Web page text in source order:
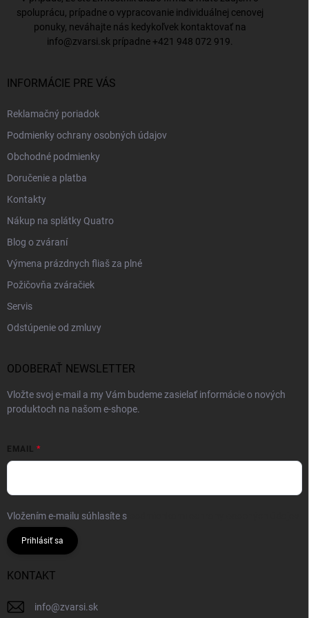
spoluprácu, prípadne o vypracovanie individuálnej cenovej
ponuky, neváhajte nás kedykoľvek kontaktovať na
info@zvarsi.sk prípadne +421 948 072 919
INFORMÁCIE PRE VÁS
Reklamačný poriadok
Podmienky ochrany osobných údajov
Obchodné podmienky
Doručenie a platba
Kontakty
Nákup na splátky Quatro
Blog o zváraní
Výmena prázdnych fliaš za plné
Požičovňa zváračiek
Servis
Odstúpenie od zmluvy
ODOBERAŤ NEWSLETTER
Vložte svoj e-mail a my Vám budeme zasielať informácie o nových
produktoch na našom e-shope.
EMAIL
Vložením e-mailu súhlasíte s
Prihlásiť sa
KONTAKT
info@zvarsi.sk